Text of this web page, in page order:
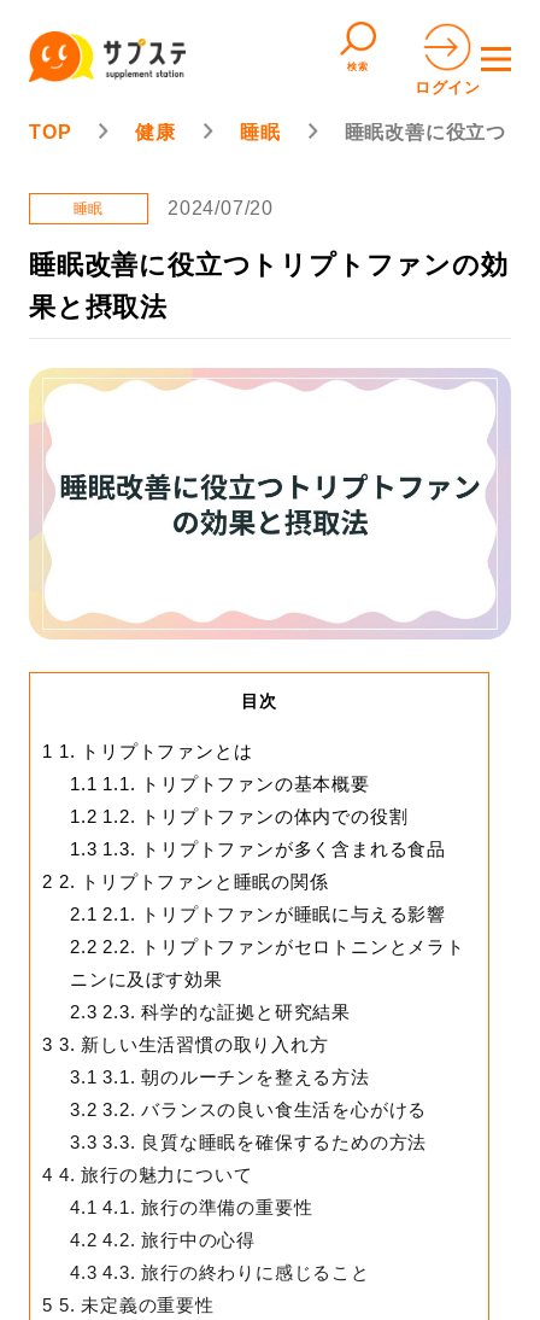
検索
ログイン
TOP 健康 睡眠 睡眠改善に役立つト
睡眠 2024/07/20
睡眠改善に役立つトリプトファンの効
果と摂取法
目次
1 1. トリプトファンとは
1.1 1.1. トリプトファンの基本概要
1.2 1.2. トリプトファンの体内での役割
1.3 1.3. トリプトファンが多く含まれる食品
2 2. トリプトファンと睡眠の関係
2.1 2.1. トリプトファンが睡眠に与える影響
2.2 2.2. トリプトファンがセロトニンとメラト
ニンに及ぼす効果
2.3 2.3. 科学的な証拠と研究結果
3 3. 新しい生活習慣の取り入れ方
3.1 3.1. 朝のルーチンを整える方法
3.2 3.2. バランスの良い食生活を心がける
3.3 3.3. 良質な睡眠を確保するための方法
4 4. 旅行の魅力について
4.1 4.1. 旅行の準備の重要性
4.2 4.2. 旅行中の心得
4.3 4.3. 旅行の終わりに感じること
5 5. 未定義の重要性